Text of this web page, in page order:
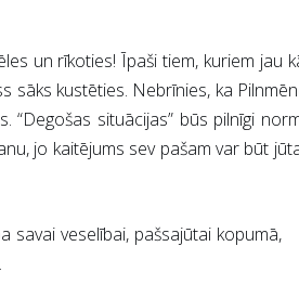
un rīkoties! Īpaši tiem, kuriem jau
sāks kustēties. Nebrīnies, ka
situācijas” būs pilnīgi
jo kaitējums sev pašam var būt
savai veselībai, pašsajūtai kopumā,